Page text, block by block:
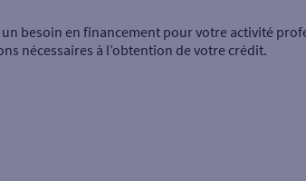
un besoin en financement pour votre activité
nécessaires à l’obtention de votre crédit.